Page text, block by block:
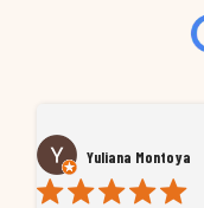
Yuliana Montoya